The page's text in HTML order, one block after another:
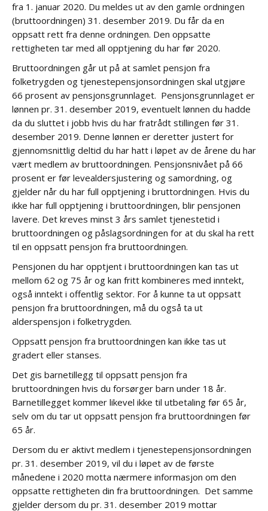
fra 1. januar 2020. Du meldes ut av den gamle ordningen
(bruttoordningen) 31. desember 2019. Du får da en
oppsatt rett fra denne ordningen. Den oppsatte
rettigheten tar med all opptjening du har før 2020.
Bruttoordningen går ut på at samlet pensjon fra
folketrygden og tjenestepensjonsordningen skal utgjøre
66 prosent av pensjonsgrunnlaget. Pensjonsgrunnlaget er
lønnen pr. 31. desember 2019, eventuelt lønnen du hadde
da du sluttet i jobb hvis du har fratrådt stillingen før 31.
desember 2019. Denne lønnen er deretter justert for
gjennomsnittlig deltid du har hatt i løpet av de årene du har
vært medlem av bruttoordningen. Pensjonsnivået på 66
prosent er før levealdersjustering og samordning, og
gjelder når du har full opptjening i bruttordningen. Hvis du
ikke har full opptjening i bruttoordningen, blir pensjonen
lavere. Det kreves minst 3 års samlet tjenestetid i
bruttoordningen og påslagsordningen for at du skal ha rett
til en oppsatt pensjon fra bruttoordningen.
Pensjonen du har opptjent i bruttoordningen kan tas ut
mellom 62 og 75 år og kan fritt kombineres med inntekt,
også inntekt i offentlig sektor. For å kunne ta ut oppsatt
pensjon fra bruttoordningen, må du også ta ut
alderspensjon i folketrygden.
Oppsatt pensjon fra bruttoordningen kan ikke tas ut
gradert eller stanses.
Det gis barnetillegg til oppsatt pensjon fra
bruttoordningen hvis du forsørger barn under 18 år.
Barnetillegget kommer likevel ikke til utbetaling før 65 år,
selv om du tar ut oppsatt pensjon fra bruttoordningen før
65 år.
Dersom du er aktivt medlem i tjenestepensjonsordningen
pr. 31. desember 2019, vil du i løpet av de første
månedene i 2020 motta nærmere informasjon om den
oppsatte rettigheten din fra bruttoordningen. Det samme
gjelder dersom du pr. 31. desember 2019 mottar